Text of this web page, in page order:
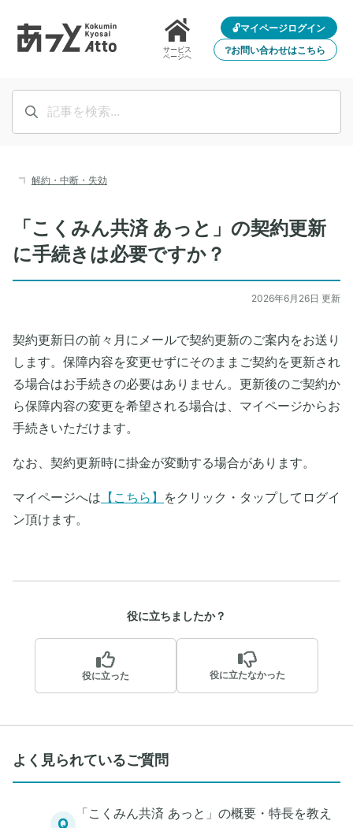
サービス
ページへ
🔓マイページログイン
❔お問い合わせはこちら
解約・中断・失効
「こくみん共済 あっと」の契約更新
に手続きは必要ですか？
2026年6月26日 更新
契約更新日の前々月にメールで契約更新のご案内をお送り
します。保障内容を変更せずにそのままご契約を更新され
る場合はお手続きの必要はありません。更新後のご契約か
ら保障内容の変更を希望される場合は、マイページからお
手続きいただけます。
なお、契約更新時に掛金が変動する場合があります。
マイページへは 【こちら】 をクリック・タップしてログイ
ン頂けます。
役に立ちましたか？
役に立った 役に立たなかった
よく見られているご質問
Q
「こくみん共済 あっと」の概要・特長を教え